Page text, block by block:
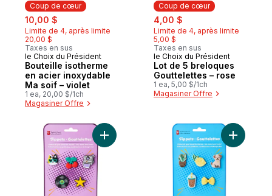
Coup de cœur
sale:
10,00 $
Limite de 4, après limite
20,00 $
Taxes en sus
Coup de cœur
le Choix du Président
Bouteille isotherme
en acier inoxydable
Ma soif – violet
1 ea, 20,00 $/1ch
Magasiner Offre
Coup de cœur
sale:
4,00 $
Limite de 4, après limite
5,00 $
Taxes en sus
Coup de cœur
le Choix du Président
Lot de 5 breloques
Gouttelettes – rose
1 ea, 5,00 $/1ch
Magasiner Offre
Ajouter Lot de 5 breloques Gouttelettes
Ajouter